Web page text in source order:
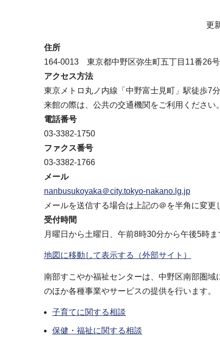
更
住所
164-0013 東京都中野区弥生町五丁目11番26号
アクセス方法
東京メトロ丸ノ内線「中野富士見町」駅徒歩7
来館の際は、公共の交通機関をご利用ください
電話番号
03-3382-1750
ファクス番号
03-3382-1766
メール
nanbusukoyaka＠city.tokyo-nakano.lg.jp
メールを送信する場合は上記の＠を半角に変更
受付時間
月曜日から土曜日、午前8時30分から午後5時
地図に移動して表示する（外部サイト）
南部すこやか福祉センターは、中野区南部圏
のほか各種事業やサービスの提供を行います。
子育てに関する相談
保健・福祉に関する相談
ナ
ビ
ー
シ
ン
こ
か
ら